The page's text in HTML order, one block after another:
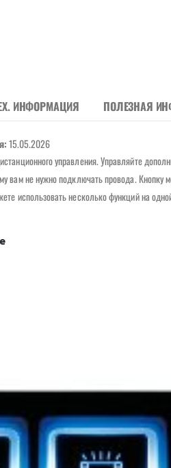
ИНФОРМАЦИЯ ПОЛЕЗНАЯ
15.05.2026
управления. Управляйте
вам не нужно подключать провода.
использовать несколько функций на